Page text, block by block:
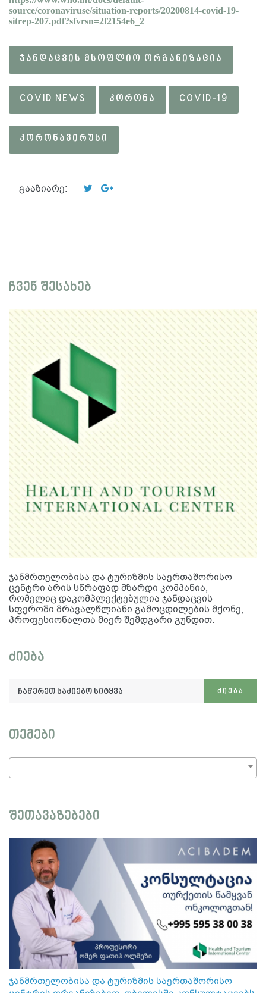
source/coronaviruse/situation-reports/20200814-covid-19-
sitrep-207.pdf?sfvrsn=2f2154e6_2
ᲯᲐᲜᲓᲐᲪᲕᲘᲡ ᲛᲡᲝᲤᲚᲘᲝ ᲝᲠᲒᲐᲜᲘᲖᲐᲪᲘᲐ
COVID NEWS ᲙᲝᲠᲝᲜᲐ COVID-19
ᲙᲝᲠᲝᲜᲐᲕᲘᲠᲣᲡᲘ
გააზიარე:
ჩვენ შესახებ
ჯანმრთელობისა და ტურიზმის საერთაშორისო
ცენტრი არის სწრაფად მზარდი კომპანია,
რომელიც დაკომპლექტებულია ჯანდაცვის
სფეროში მრავალწლიანი გამოცდილების მქონე,
პროფესიონალთა მიერ შემდგარი გუნდით.
ძიება
ჩაწერეთ
ᲫᲘᲔᲑᲐ
თემები
შეთავაზებები
ჯანმრთელობისა და ტურიზმის საერთაშორისო